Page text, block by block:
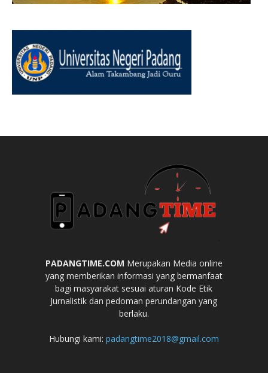
PADANGTIME.COM Merupakan Media online
yang memberikan informasi yang bermanfaat
bagi masyarakat sesuai aturan Kode Etik
Jurnalistik dan pedoman perundangan yang
berlaku.
Hubungi kami: padangtime2018@gmail.com